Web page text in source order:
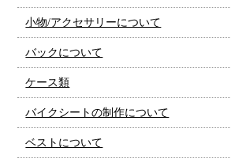
小物/アクセサリーについて
バックについて
ケース類
バイクシートの制作について
ベストについて